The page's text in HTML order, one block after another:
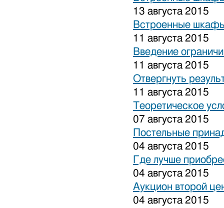
13 августа 2015
Встроенные
11 августа 2015
Введение
11 августа 2015
Отвергнуть
11 августа 2015
Теоретическое
07 августа 2015
Постельные
04 августа 2015
Где лучше
04 августа 2015
Аукцион второй
04 августа 2015